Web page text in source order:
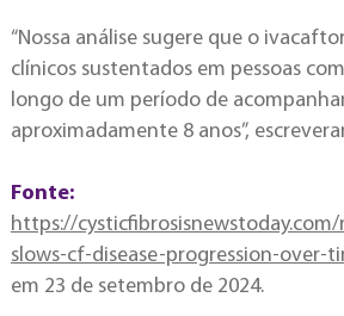
“Nossa análise sugere que o
clínicos sustentados em pessoas
longo de um período de
aproximadamente 8 anos”,
Fonte:
https://cysticfibrosisnewstoday.com/
slows-cf-disease-progression-over-
em 23 de setembro de 2024.